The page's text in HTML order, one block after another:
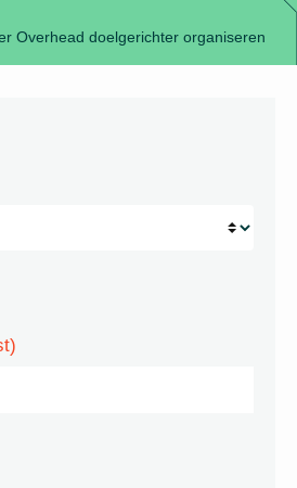
Overhead doelgerichter organiseren